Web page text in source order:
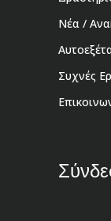
Νέα /
Συχνές